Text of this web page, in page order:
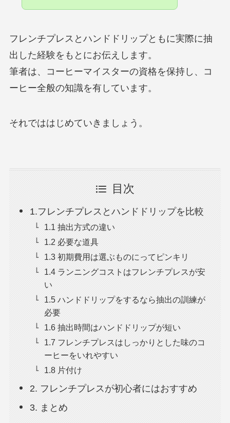
フレンチプレスとハンドドリップともに実際に抽
出した経験をもとにお伝えします。
筆者は、コーヒーマイスターの資格を保持し、コ
ーヒー全般の知識を有しています。
それでははじめていきましょう。
目次
1.フレンチプレスとハンドドリップを比較
1.1 抽出方式の違い
1.2 必要な道具
1.3 初期費用は選ぶものにってピンキリ
1.4 ランニングコストはフレンチプレスが安
い
1.5 ハンドドリップをするなら抽出の訓練が
必要
1.6 抽出時間はハンドドリップが短い
1.7 フレンチプレスはしっかりとした味のコ
ーヒーをいれやすい
1.8 片付け
2. フレンチプレスが初心者にはおすすめ
3. まとめ